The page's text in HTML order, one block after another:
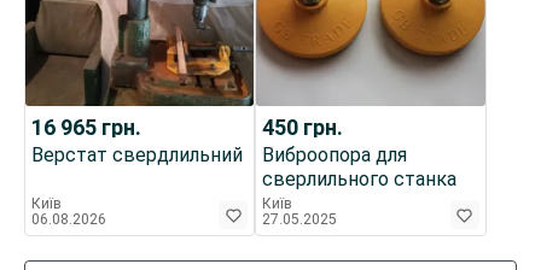
16 965 грн.
Верстат свердлильний
Київ
06.08.2026
450 грн.
Виброопора для
сверлильного станка
Київ
27.05.2025